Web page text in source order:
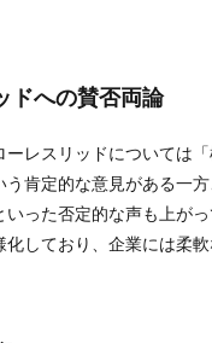
ドへの賛否両論
ーレスリッドについては
肯定的な意見がある一方
った否定的な声も上がっ
化しており、企業には柔